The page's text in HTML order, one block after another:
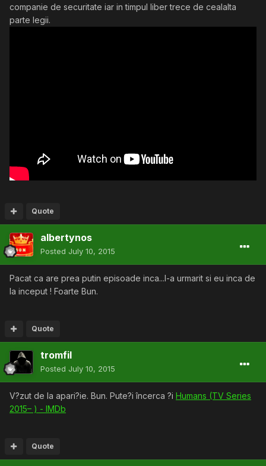
companie de securitate iar in timpul liber trece de cealalta
parte legii.
Quote
albertynos
Posted July 10, 2015
Pacat ca are prea putin episoade inca...l-a urmarit si eu inca de
la inceput ! Foarte Bun.
Quote
tromfil
Posted July 10, 2015
V?zut de la apari?ie. Bun. Pute?i încerca ?i Humans (TV Series
2015– ) - IMDb
Quote